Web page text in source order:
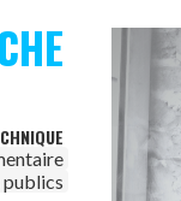
publics